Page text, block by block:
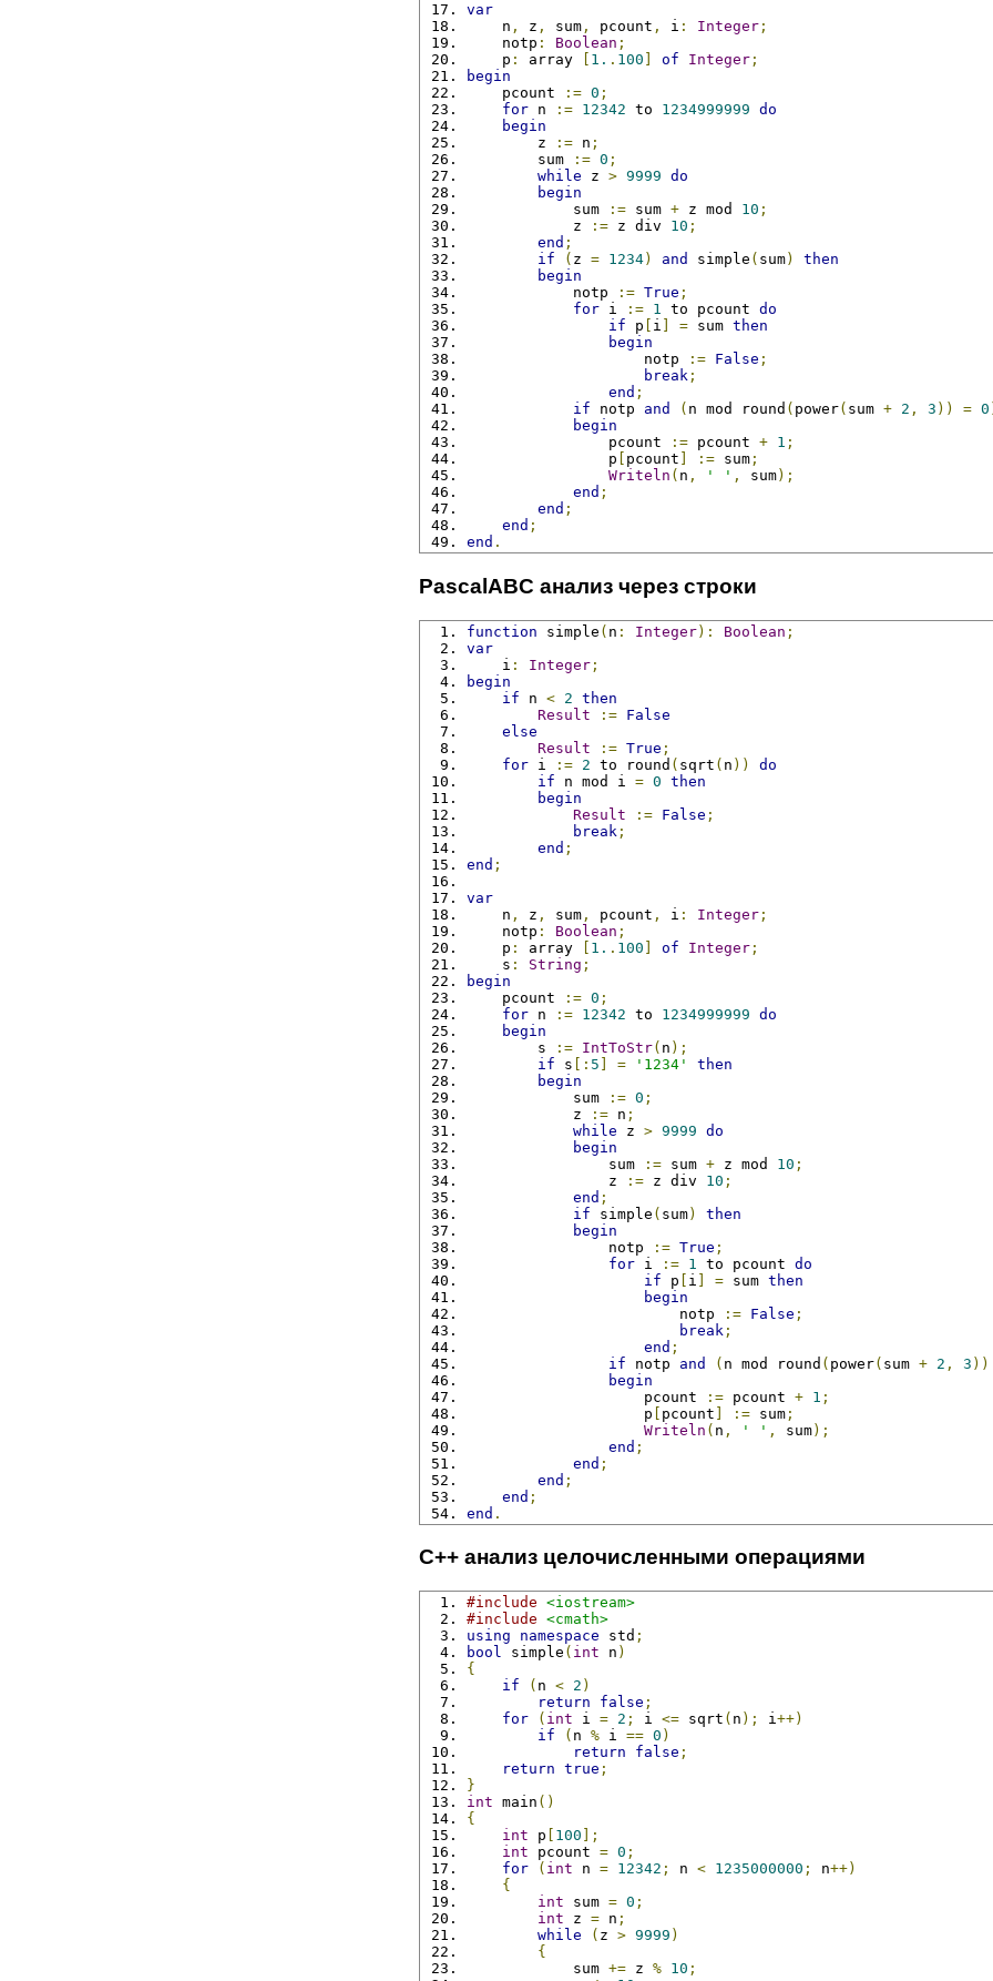
var
    n
, z , sum , pcount , i : Integer ;
    notp
: Boolean ;
    p
: array 1. . 100 of Integer ;
begin
    pcount
:= 0 ;
for n := 12342 to 1234999999 do
begin
        z
:= n ;
        sum
:= 0 ;
while z > 9999 do
begin
            sum
:= sum + z mod 10 ;
            z
:= z div 10 ;
end ;
if
( z = 1234) and simple ( sum)
then
begin
            notp
:= True ;
for i := 1 to pcount do
if p i = sum then
begin
                    notp
:= False ;
break ;
end ;
if notp and ( n mod round ( power( sum + 2 , 3 )) = 0
begin
                pcount
:= pcount + 1 ;
                p
pcount := sum ;
Writeln ( n , ' ' , sum);
end ;
end ;
end ;
end .
PascalABC анализ через строки
function simple ( n : Integer): Boolean ;
var
    i
: Integer ;
begin
if n < 2 then
Result
:= False
else
Result
:= True ;
for i := 2 to round ( sqrt ( n ))
do
if n mod i = 0 then
begin
Result
:= False ;
break ;
end ;
end ;
var
    n
, z , sum , pcount , i : Integer ;
    notp
: Boolean ;
    p
: array 1. . 100 of Integer ;
    s
: String ;
begin
    pcount
:= 0 ;
for n := 12342 to 1234999999 do
begin
        s
:= IntToStr( n );
if s [: 5 = '1234'
then
begin
            sum
:= 0 ;
            z
:= n ;
while z > 9999 do
begin
                sum
:= sum + z mod 10 ;
                z
:= z div 10 ;
end ;
if simple ( sum)
then
begin
                notp
:= True ;
for i := 1 to pcount do
if p i = sum then
begin
                        notp
:= False ;
break ;
end ;
if notp and ( n mod round ( power( sum + 2 , 3 ))
begin
                    pcount
:= pcount + 1 ;
                    p
pcount := sum ;
Writeln ( n , ' ' , sum);
end ;
end ;
end ;
end ;
end .
C++ анализ целочисленными операциями
#include <iostream>
#include <cmath>
using
namespace std ;
bool simple ( int n )
{
if
( n < 2 )
return
false ;
for
( int i = 2 ; i <= sqrt ( n ); i++)
if
( n % i == 0 )
return
false ;
return true ;
}
int main ()
{
int p 100 ];
int pcount = 0 ;
for
( int n = 12342 ; n < 1235000000 ; n++)
{
int sum = 0 ;
int z = n ;
while
( z > 9999 )
{
            sum
+= z % 10 ;